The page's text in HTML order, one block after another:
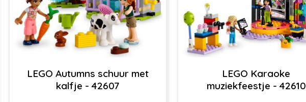
LEGO Autumns schuur met
kalfje - 42607
LEGO Karaoke
muziekfeestje - 42610